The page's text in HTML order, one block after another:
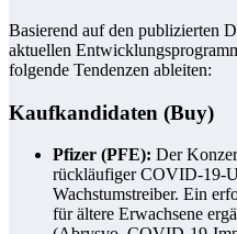
Basierend auf den publizierten
aktuellen
folgende Tendenzen ableiten:
Kaufkandidaten (Buy)
Pfizer (PFE): Der
rückläufiger COVID‑19-
Wachstumstreiber. Ein
für ältere Erwachsene